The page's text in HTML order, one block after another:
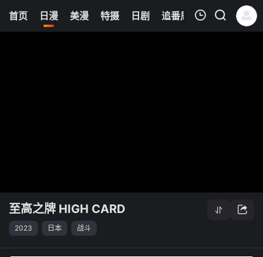
首页 日漫 美漫 特摄 日剧 追番周表 今日更新
6
至高之牌 HIGH CARD
2023 日本 战斗